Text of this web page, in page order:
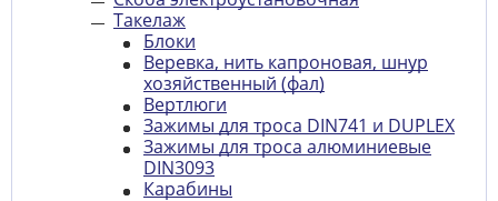
Такелаж
Блоки
Веревка, нить капроновая, шнур
хозяйственный (фал)
Вертлюги
Зажимы для троса DIN741 и DUPLEX
Зажимы для троса алюминиевые
DIN3093
Карабины